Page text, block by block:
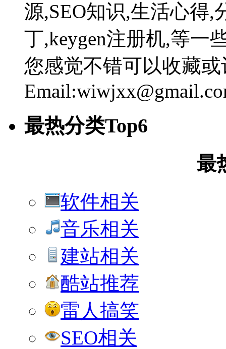
源,SEO知识,生活心得,
丁,keygen注册机,等一
您感觉不错可以收藏
最热分类Top6
最
软件相关
音乐相关
建站相关
酷站推荐
雷人搞笑
SEO相关